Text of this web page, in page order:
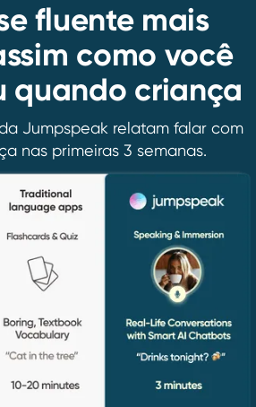
fluente mais
como você
quando criança
Jumpspeak relatam falar com
nas primeiras 3 semanas.